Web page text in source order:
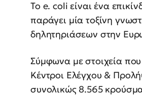
Το e. coli είναι ένα
παράγει μία τοξίνη
δηλητηριάσεων στην
Σύμφωνα με στοιχεία
Κέντροι Ελέγχου &
συνολικώς 8.565